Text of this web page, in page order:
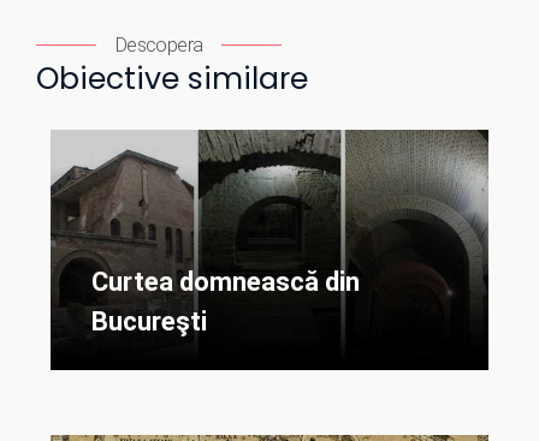
Descopera
Obiective similare
Curtea domnească din
Bucureşti